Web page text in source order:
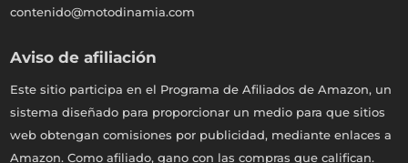
contenido@motodinamia.com
Aviso de afiliación
Este sitio participa en el Programa de Afiliados de Amazon, un
sistema diseñado para proporcionar un medio para que sitios
web obtengan comisiones por publicidad, mediante enlaces a
Amazon. Como afiliado, gano con las compras que califican.